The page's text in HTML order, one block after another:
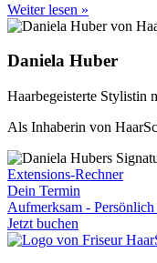
Weiter lesen »
Daniela Huber
Haarbegeisterte Stylistin
Als Inhaberin von
Extensions-Rechner
Dein Termin
Aufmerksam -
Jetzt buchen